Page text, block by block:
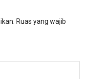
Ruas yang wajib